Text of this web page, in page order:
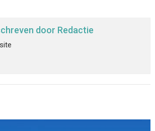
door Redactie